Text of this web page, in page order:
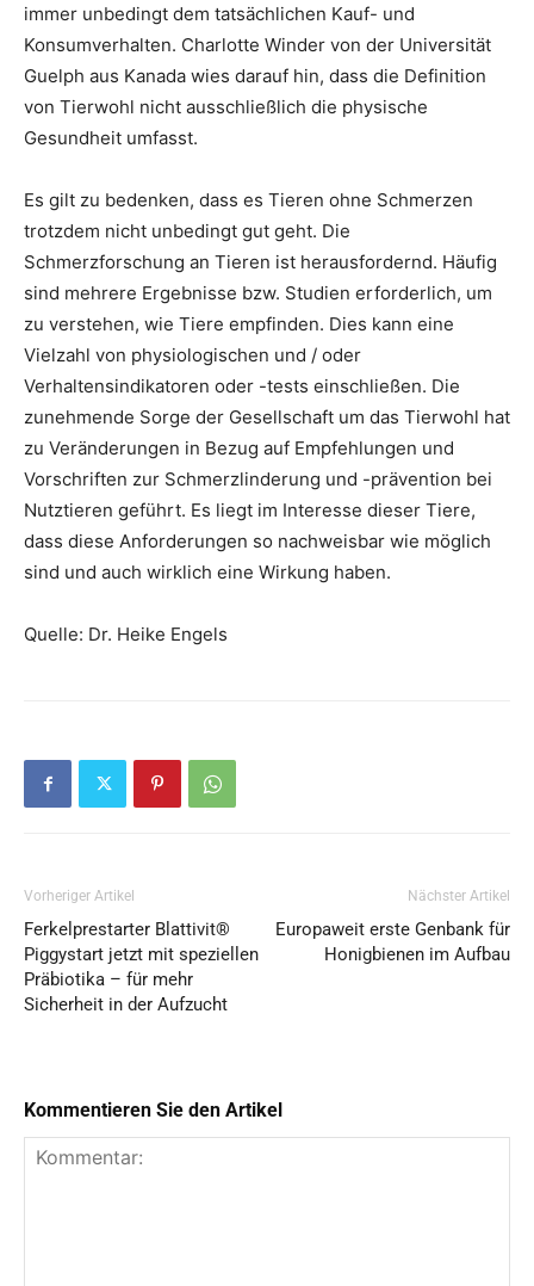
immer unbedingt dem tatsächlichen Kauf- und
Konsumverhalten. Charlotte Winder von der Universität
Guelph aus Kanada wies darauf hin, dass die Definition
von Tierwohl nicht ausschließlich die physische
Gesundheit umfasst.
Es gilt zu bedenken, dass es Tieren ohne Schmerzen
trotzdem nicht unbedingt gut geht. Die
Schmerzforschung an Tieren ist herausfordernd. Häufig
sind mehrere Ergebnisse bzw. Studien erforderlich, um
zu verstehen, wie Tiere empfinden. Dies kann eine
Vielzahl von physiologischen und / oder
Verhaltensindikatoren oder -tests einschließen. Die
zunehmende Sorge der Gesellschaft um das Tierwohl hat
zu Veränderungen in Bezug auf Empfehlungen und
Vorschriften zur Schmerzlinderung und -prävention bei
Nutztieren geführt. Es liegt im Interesse dieser Tiere,
dass diese Anforderungen so nachweisbar wie möglich
sind und auch wirklich eine Wirkung haben.
Quelle: Dr. Heike Engels
Vorheriger Artikel
Ferkelprestarter Blattivit®
Piggystart jetzt mit speziellen
Präbiotika – für mehr
Sicherheit in der Aufzucht
Nächster Artikel
Europaweit erste Genbank für
Honigbienen im Aufbau
Kommentieren Sie den Artikel